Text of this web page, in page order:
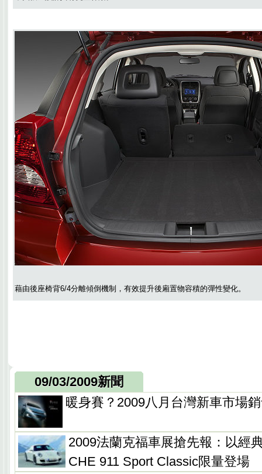
藉由後座椅背6/4分離傾倒機制，有效提升後廂置物容積的彈性變化。
09/03/2009新聞
暖身賽？2009八月台灣新車市場
2009法蘭克福車展搶先報：以經
CHE 911 Sport Classic限量登場